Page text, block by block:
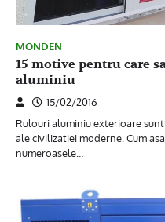
MONDEN
15 motive pentru care
aluminiu
15/02/2016
Rulouri aluminiu exterioare
ale civilizatiei moderne. Cum
numeroasele…